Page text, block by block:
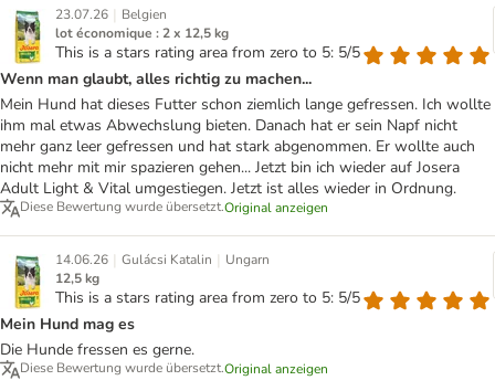
23.07.26 | Belgien
lot économique : 2 x 12,5 kg
This is a stars rating area from zero to 5: 5/5
Wenn man glaubt, alles richtig zu machen...
Mein Hund hat dieses Futter schon ziemlich lange gefressen. Ich wollte
ihm mal etwas Abwechslung bieten. Danach hat er sein Napf nicht
mehr ganz leer gefressen und hat stark abgenommen. Er wollte auch
nicht mehr mit mir spazieren gehen... Jetzt bin ich wieder auf Josera
Adult Light & Vital umgestiegen. Jetzt ist alles wieder in Ordnung.
Diese Bewertung wurde übersetzt.Original anzeigen
14.06.26 | Gulácsi Katalin | Ungarn
12,5 kg
This is a stars rating area from zero to 5: 5/5
Mein Hund mag es
Die Hunde fressen es gerne.
Diese Bewertung wurde übersetzt.Original anzeigen